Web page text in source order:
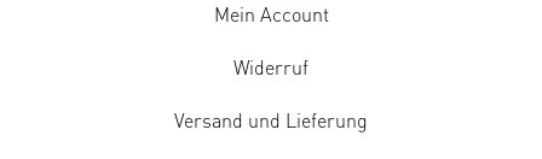
Mein Account
Widerruf
Versand und Lieferung